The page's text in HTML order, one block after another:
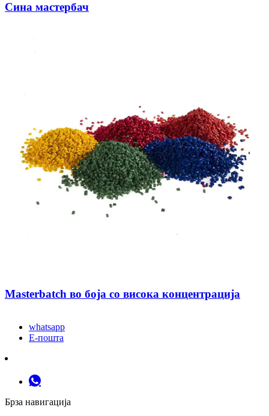
Сина мастербач
Masterbatch во боја со висока концентрација
whatsapp
Е-пошта
Брза навигација